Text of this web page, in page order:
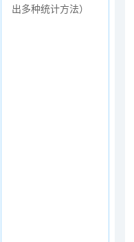
出多种统计方法）